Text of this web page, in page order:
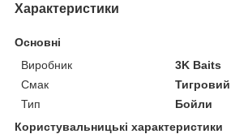
Характеристики
Основні
Виробник
3K Baits
Смак
Тигровий
Тип
Бойли
Користувальницькі характеристики